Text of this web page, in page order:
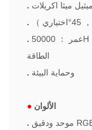
.
.
，
）
.
عمر ： 50000H
الطاقة
. وحماية البيئة
● الألوان
.